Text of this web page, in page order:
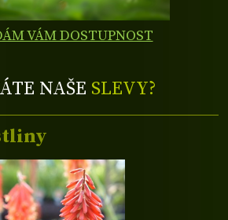
VÁM DOSTUPNOST
NAŠE SLEVY?